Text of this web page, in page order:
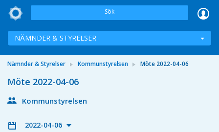
Sök
NÄMNDER & STYRELSER
Nämnder & Styrelser Kommunstyrelsen Möte 2022-04-06
Möte 2022-04-06
Kommunstyrelsen
2022-04-06